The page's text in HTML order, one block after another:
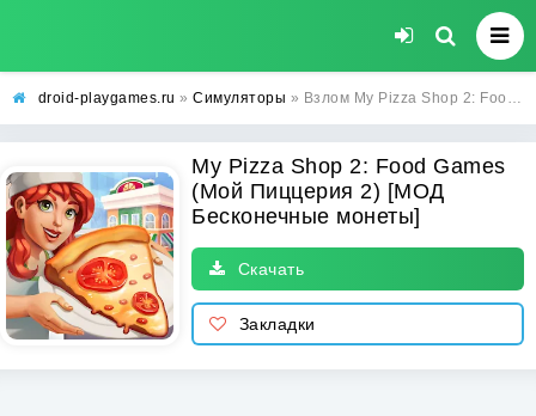
droid-playgames.ru » Симуляторы » Взлом My Pizza Shop 2: Food Games (Мой Пиццерия 2) [МОД Бесконечные монеты] - стабильная версия apk на Андроид
My Pizza Shop 2: Food Games
(Мой Пиццерия 2) [МОД
Бесконечные монеты]
Скачать
Закладки